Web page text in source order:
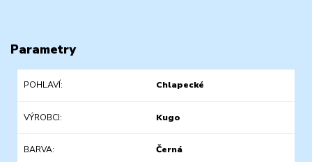
Parametry
POHLAVÍ Chlapecké
VÝROBCI Kugo
BARVA Černá